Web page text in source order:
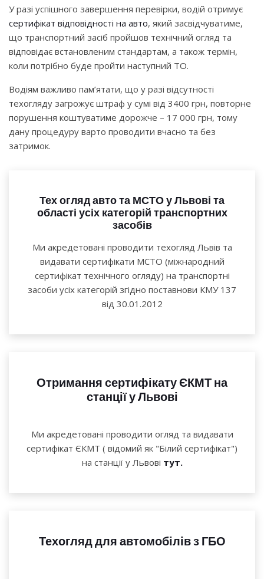
У разі успішного завершення перевірки, водій отримує
сертифікат відповідності на авто, який засвідчуватиме,
що транспортний засіб пройшов технічний огляд та
відповідає встановленим стандартам, а також термін,
коли потрібно буде пройти наступний ТО.
Водіям важливо пам’ятати, що у разі відсутності
техогляду загрожує штраф у сумі від 3400 грн, повторне
порушення коштуватиме дорожче – 17 000 грн, тому
дану процедуру варто проводити вчасно та без
затримок.
Тех огляд авто та МСТО у Львові та
області усіх категорій транспортних
засобів
Ми акредетовані проводити техогляд Львів та
видавати сертифікати МСТО (міжнародний
сертифікат технічного огляду) на транспортні
засоби усіх категорій згідно поставнови КМУ 137
від 30.01.2012
Отримання сертифікату ЄКМТ на
станції у Львові
Ми акредетовані проводити огляд та видавати
сертифікат ЄКМТ ( відомий як "Білий сертифікат")
на станції у Львові тут.
Техогляд для автомобілів з ГБО